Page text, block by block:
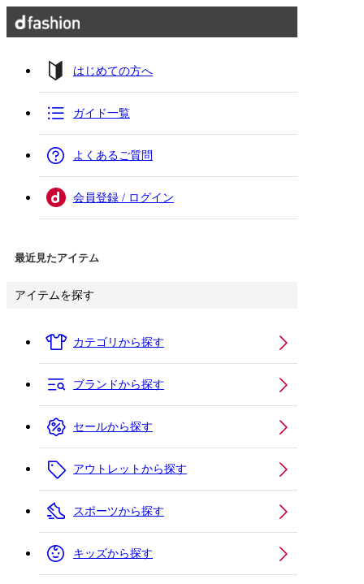
はじめての方へ
ガイド一覧
よくあるご質問
会員登録 / ログイン
最近見たアイテム
アイテムを探す
カテゴリから探す
ブランドから探す
セールから探す
アウトレットから探す
スポーツから探す
キッズから探す